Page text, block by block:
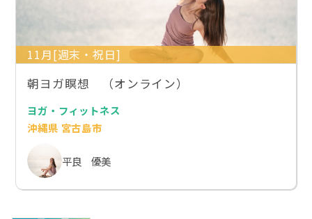
11月[週末・祝日]
朝ヨガ瞑想 （オンライン）
ヨガ・フィットネス
沖縄県 宮古島市
平良 優美